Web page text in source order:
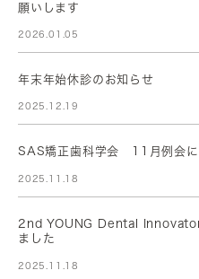
願いします
2026.01.05
年末年始休診のお知らせ
2025.12.19
SAS矯正歯科学会 11月例会に
2025.11.18
2nd YOUNG Dental
ました
2025.11.18